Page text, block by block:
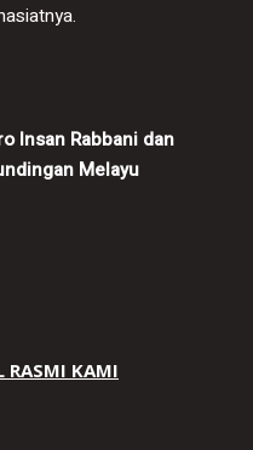
Insan Rabbani dan
Melayu
RASMI KAMI